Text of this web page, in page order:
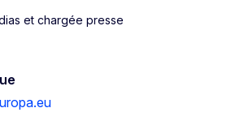
et chargée presse